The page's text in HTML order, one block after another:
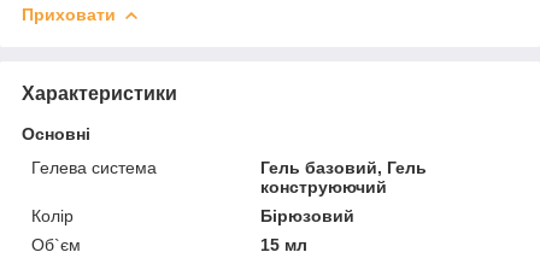
Приховати
Характеристики
Основні
Гелева система
Гель базовий, Гель
конструюючий
Колір
Бірюзовий
Об`єм
15 мл